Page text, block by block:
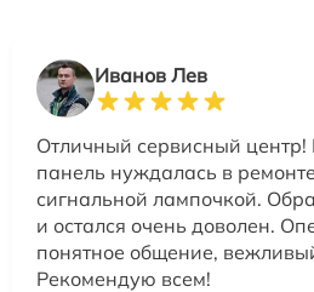
Иванов Лев
Отличный сервисный
панель нуждалась в
сигнальной лампочкой.
и остался очень доволен.
понятное общение,
Рекомендую всем!